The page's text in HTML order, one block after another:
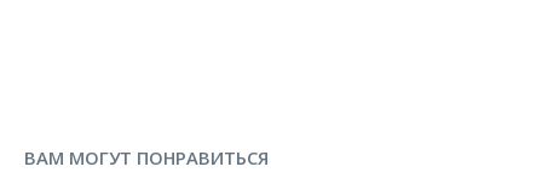
ВАМ МОГУТ ПОНРАВИТЬСЯ